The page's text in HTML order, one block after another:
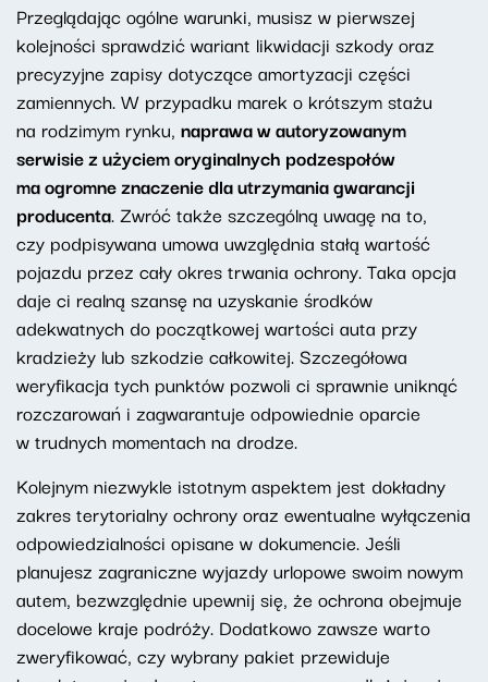
Przeglądając ogólne warunki, musisz w pierwszej
kolejności sprawdzić wariant likwidacji szkody oraz
precyzyjne zapisy dotyczące amortyzacji części
zamiennych. W przypadku marek o krótszym stażu
na rodzimym rynku, naprawa w autoryzowanym
serwisie z użyciem oryginalnych podzespołów
ma ogromne znaczenie dla utrzymania gwarancji
producenta. Zwróć także szczególną uwagę na to,
czy podpisywana umowa uwzględnia stałą wartość
pojazdu przez cały okres trwania ochrony. Taka opcja
daje ci realną szansę na uzyskanie środków
adekwatnych do początkowej wartości auta przy
kradzieży lub szkodzie całkowitej. Szczegółowa
weryfikacja tych punktów pozwoli ci sprawnie uniknąć
rozczarowań i zagwarantuje odpowiednie oparcie
w trudnych momentach na drodze.
Kolejnym niezwykle istotnym aspektem jest dokładny
zakres terytorialny ochrony oraz ewentualne wyłączenia
odpowiedzialności opisane w dokumencie. Jeśli
planujesz zagraniczne wyjazdy urlopowe swoim nowym
autem, bezwzględnie upewnij się, że ochrona obejmuje
docelowe kraje podróży. Dodatkowo zawsze warto
zweryfikować, czy wybrany pakiet przewiduje